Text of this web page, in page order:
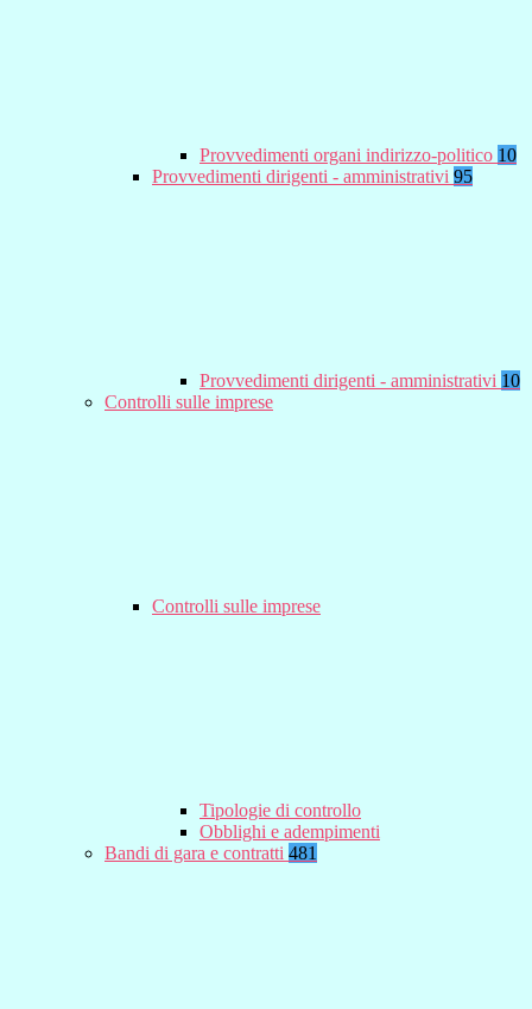
Provvedimenti organi indirizzo-politico 10
Provvedimenti dirigenti - amministrativi 95
Provvedimenti dirigenti - amministrativi 10
Controlli sulle imprese
Controlli sulle imprese
Tipologie di controllo
Obblighi e adempimenti
Bandi di gara e contratti 481